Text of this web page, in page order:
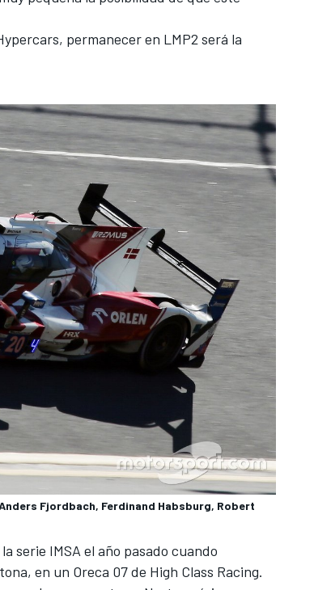
permanecer en LMP2 será la
Fjordbach, Ferdinand Habsburg, Robert
serie IMSA el año pasado cuando
en un Oreca 07 de High Class Racing.